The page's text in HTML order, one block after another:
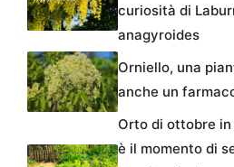
curiosità di
anagyroides
Orniello, una
anche un
Orto di ottobre in
è il momento di